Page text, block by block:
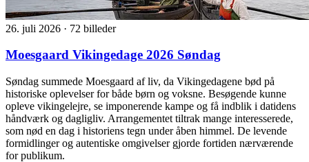
26. juli 2026 · 72 billeder
Moesgaard Vikingedage 2026 Søndag
Søndag summede Moesgaard af liv, da Vikingedagene bød på
historiske oplevelser for både børn og voksne. Besøgende kunne
opleve vikingelejre, se imponerende kampe og få indblik i datidens
håndværk og dagligliv. Arrangementet tiltrak mange interesserede,
som nød en dag i historiens tegn under åben himmel. De levende
formidlinger og autentiske omgivelser gjorde fortiden nærværende
for publikum.